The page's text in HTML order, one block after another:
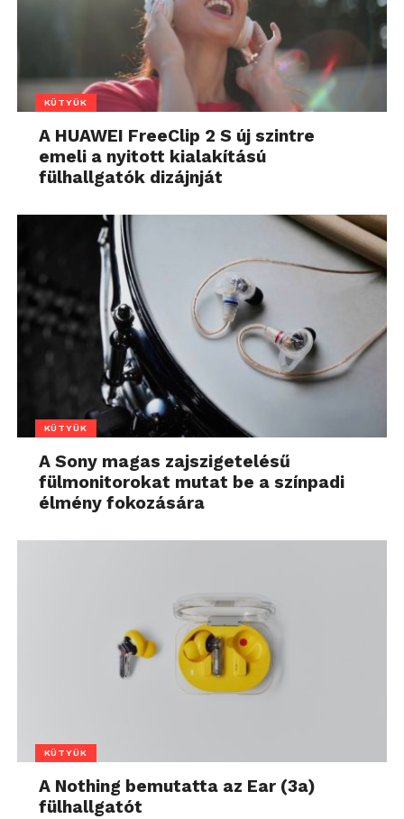
KÜTYÜK
A HUAWEI FreeClip 2 S új szintre
emeli a nyitott kialakítású
fülhallgatók dizájnját
KÜTYÜK
A Sony magas zajszigetelésű
fülmonitorokat mutat be a színpadi
élmény fokozására
KÜTYÜK
A Nothing bemutatta az Ear (3a)
fülhallgatót